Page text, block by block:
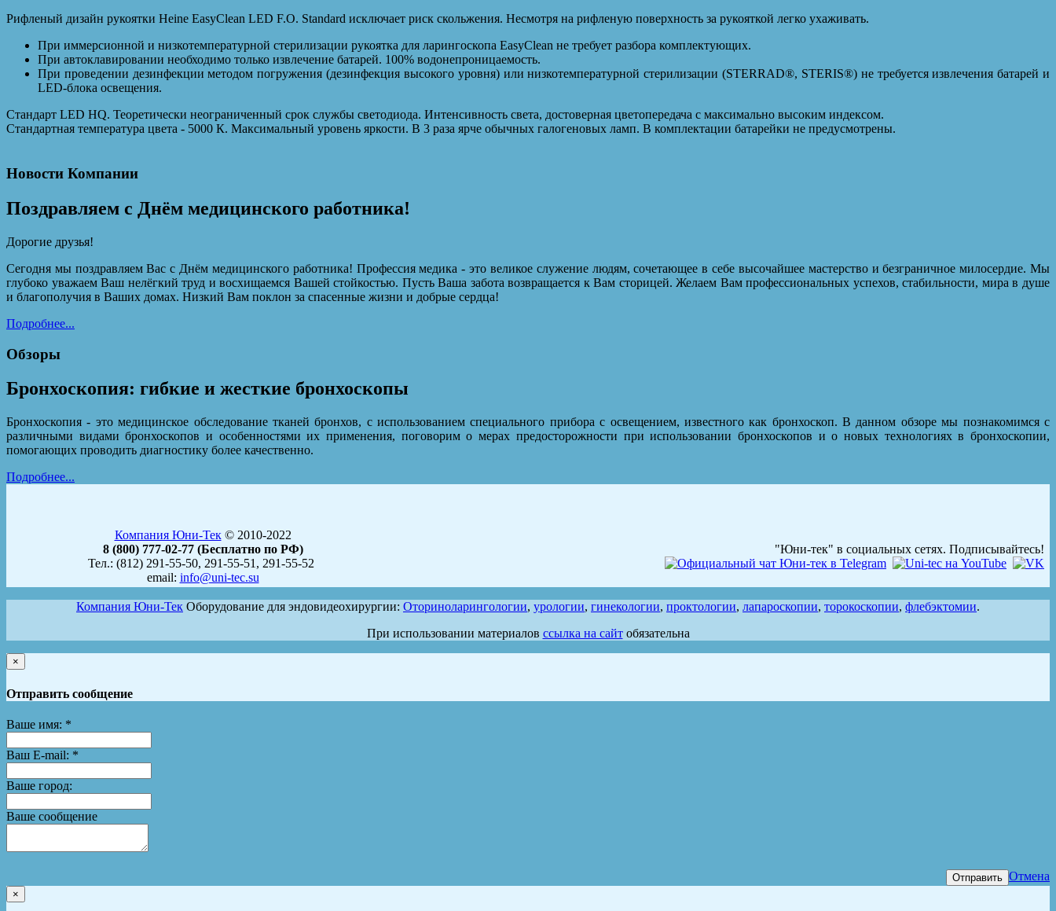
Рифленый дизайн рукоятки Heine EasyClean LED F.O. Standard исключает риск скольжения. Несмотря на рифленую поверхность за рукояткой легко ухаживать.
При иммерсионной и низкотемпературной стерилизации рукоятка для ларингоскопа EasyClean не требует разбора комплектующих.
При автоклавировании необходимо только извлечение батарей. 100% водонепроницаемость.
При проведении дезинфекции методом погружения (дезинфекция высокого уровня) или низкотемпературной стерилизации (STERRAD®, STERIS®) не требуется извлечения батарей и
LED-блока освещения.
Стандарт LED HQ. Теоретически неограниченный срок службы светодиода. Интенсивность света, достоверная цветопередача с максимально высоким индексом.
Стандартная температура цвета - 5000 К. Максимальный уровень яркости. В 3 раза ярче обычных галогеновых ламп. В комплектации батарейки не предусмотрены.
Новости Компании
Поздравляем с Днём медицинского работника!
Дорогие друзья!
Сегодня мы поздравляем Вас с Днём медицинского работника! Профессия медика - это великое служение людям, сочетающее в себе высочайшее мастерство и безграничное милосердие. Мы
глубоко уважаем Ваш нелёгкий труд и восхищаемся Вашей стойкостью. Пусть Ваша забота возвращается к Вам сторицей. Желаем Вам профессиональных успехов, стабильности, мира в душе
и благополучия в Ваших домах. Низкий Вам поклон за спасенные жизни и добрые сердца!
Подробнее...
Обзоры
Бронхоскопия: гибкие и жесткие бронхоскопы
Бронхоскопия - это медицинское обследование тканей бронхов, с использованием специального прибора с освещением, известного как бронхоскоп. В данном обзоре мы познакомимся с
различными видами бронхоскопов и особенностями их применения, поговорим о мерах предосторожности при использовании бронхоскопов и о новых технологиях в бронхоскопии,
помогающих проводить диагностику более качественно.
Подробнее...
Компания Юни-Тек© 2010-2022
8 (800) 777-02-77 (Бесплатно по РФ)
Тел.: (812) 291-55-50, 291-55-51, 291-55-52
email: info@uni-tec.su
"Юни-тек" в социальных сетях. Подписывайтесь!
Компания Юни-Тек Оборудование для эндовидеохирургии: Оториноларингологии, урологии, гинекологии, проктологии, лапароскопии, торокоскопии, флебэктомии.
При использовании материалов ссылка на сайтобязательна
×
Отправить сообщение
Ваше имя: *
Ваш E-mail: *
Ваше город:
Ваше сообщение
Отправить Отмена
×